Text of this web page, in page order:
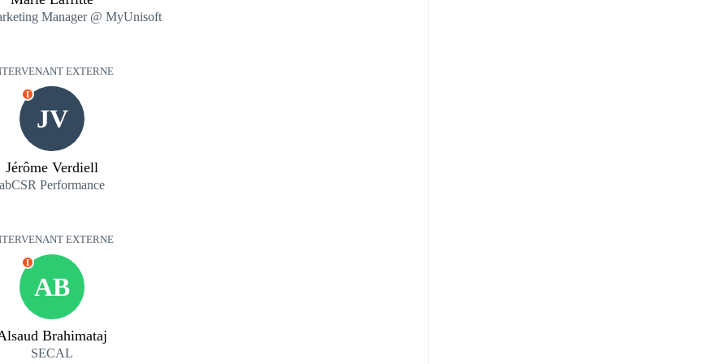
Manager @ MyUnisoft
EXTERNE
JV
I
Jérôme Verdiell
abCSR Performance
EXTERNE
AB
I
Brahimataj
SECAL